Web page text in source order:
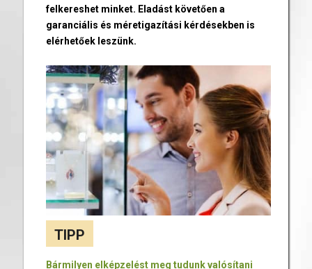
felkereshet minket. Eladást követően a
garanciális és méretigazítási kérdésekben is
elérhetőek leszünk.
TIPP
Bármilyen elképzelést meg tudunk valósítani